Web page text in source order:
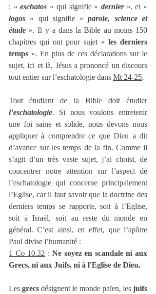
: « eschatos » qui signifie « dernier
logos » qui signifie « parole, science et
étude ». Il y a dans la Bible au moins 150
chapitres qui ont pour sujet « les derniers
temps ». En plus de ces déclarations sur le
sujet, ici et là, Jésus a prononcé un discours
tout entier sur l’eschatologie dans Mt 24-25.
Tout étudiant de la Bible doit étudier
l’eschatologie. Si nous voulons entretenir
une foi saine et solide, nous devons nous
appliquer à comprendre ce que Dieu a dit
d’avance sur les temps de la fin. Comme il
s’agit d’un très vaste sujet, j’ai choisi, de
concentrer notre attention sur l’aspect de
l’eschatologie qui concerne principalement
l’Eglise, car il faut savoir que la doctrine des
derniers temps se rapporte, soit à l’Eglise,
soit à Israël, soit au reste du monde en
général. C’est ainsi, en effet, que l’apôtre
Paul divise l’humanité :
1 Co 10.32 : Ne soyez en scandale ni aux
Grecs, ni aux Juifs, ni à l'Eglise de Dieu.
Les grecs désignent le monde païen, les juifs